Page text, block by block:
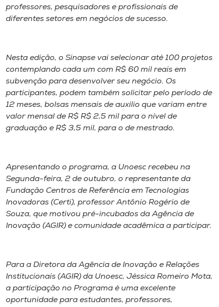
Store
o idioma
A+
professores, pesquisadores e profissionais de
diferentes setores em negócios de sucesso.
Nesta edição, o Sinapse vai selecionar até 100 projetos
contemplando cada um com R$ 60 mil reais em
subvenção para desenvolver seu negócio. Os
participantes, podem também solicitar pelo período de
12 meses, bolsas mensais de auxílio que variam entre
valor mensal de R$ R$ 2,5 mil para o nível de
graduação e R$ 3,5 mil, para o de mestrado.
Apresentando o programa, a Unoesc recebeu na
Segunda-feira, 2 de outubro, o representante da
Fundação Centros de Referência em Tecnologias
Inovadoras (Certi), professor Antônio Rogério de
Souza, que motivou pré-incubados da Agência de
Inovação (AGIR) e comunidade acadêmica a participar.
Para a Diretora da Agência de Inovação e Relações
Institucionais (AGIR) da Unoesc, Jéssica Romeiro Mota,
a participação no Programa é uma excelente
oportunidade para estudantes, professores,